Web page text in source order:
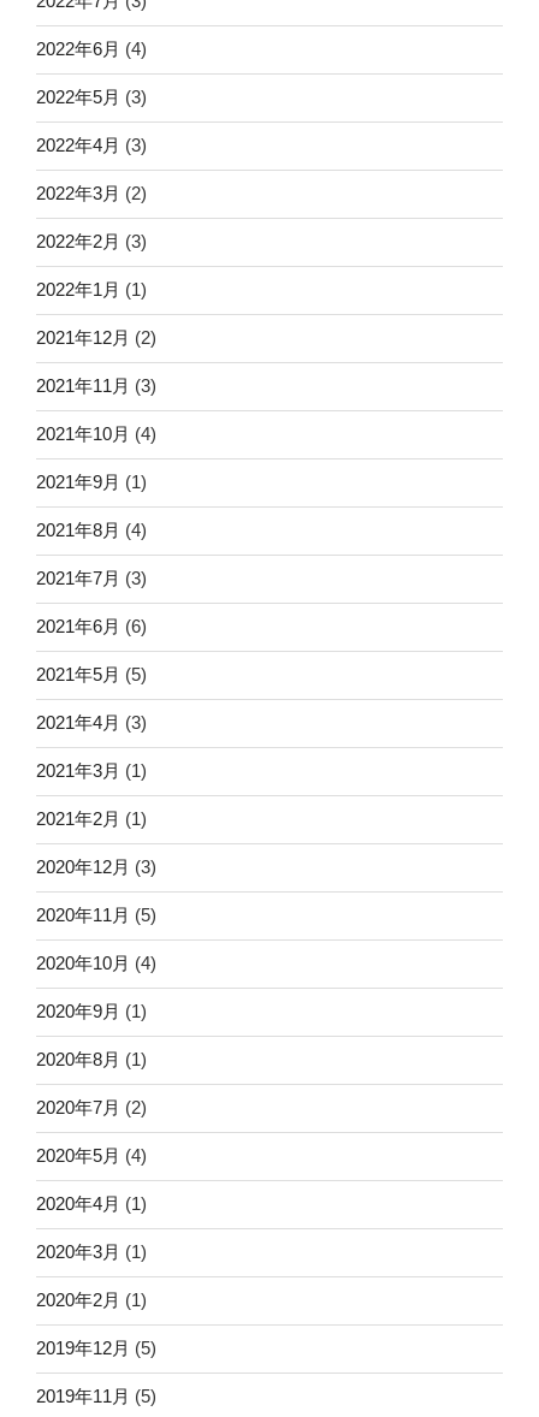
2022年6月 (4)
2022年5月 (3)
2022年4月 (3)
2022年3月 (2)
2022年2月 (3)
2022年1月 (1)
2021年12月 (2)
2021年11月 (3)
2021年10月 (4)
2021年9月 (1)
2021年8月 (4)
2021年7月 (3)
2021年6月 (6)
2021年5月 (5)
2021年4月 (3)
2021年3月 (1)
2021年2月 (1)
2020年12月 (3)
2020年11月 (5)
2020年10月 (4)
2020年9月 (1)
2020年8月 (1)
2020年7月 (2)
2020年5月 (4)
2020年4月 (1)
2020年3月 (1)
2020年2月 (1)
2019年12月 (5)
2019年11月 (5)